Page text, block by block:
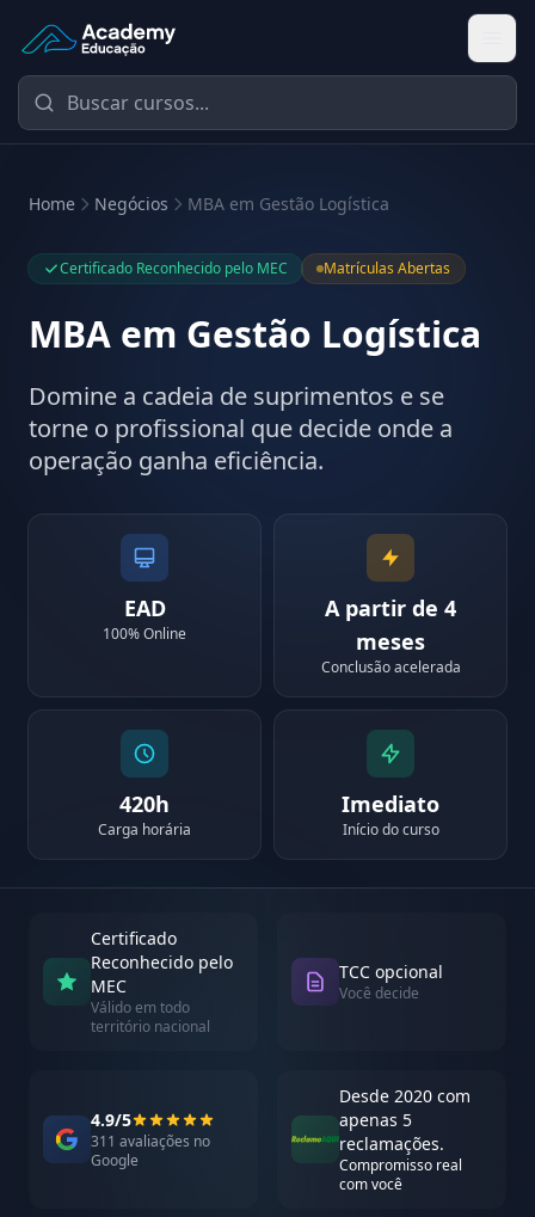
Academy Educação — Página Inicial
Home Negócios MBA em Gestão Logística
Certificado Reconhecido pelo MEC Matrículas Abertas
MBA em Gestão Logística
Domine a cadeia de suprimentos e se
torne o profissional que decide onde a
operação ganha eficiência.
EAD
100% Online
A partir de 4
meses
Conclusão acelerada
420h
Carga horária
Imediato
Início do curso
Certificado
Reconhecido pelo
MEC
Válido em todo
território nacional
TCC opcional
Você decide
4.9/5
311 avaliações no
Google
Desde 2020 com
apenas 5
reclamações.
Compromisso real
com você